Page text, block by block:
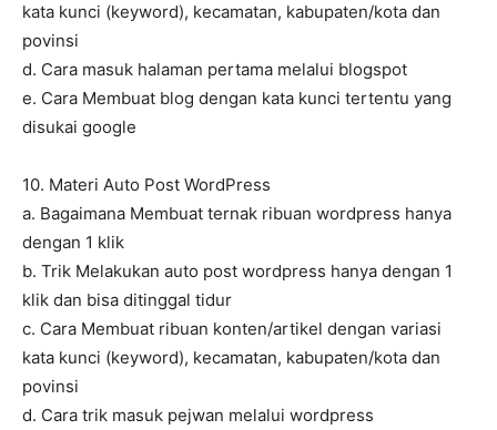
kata kunci (keyword), kecamatan, kabupaten/kota dan
povinsi
d. Cara masuk halaman pertama melalui blogspot
e. Cara Membuat blog dengan kata kunci tertentu yang
disukai google
10. Materi Auto Post WordPress
a. Bagaimana Membuat ternak ribuan wordpress hanya
dengan 1 klik
b. Trik Melakukan auto post wordpress hanya dengan 1
klik dan bisa ditinggal tidur
c. Cara Membuat ribuan konten/artikel dengan variasi
kata kunci (keyword), kecamatan, kabupaten/kota dan
povinsi
d. Cara trik masuk pejwan melalui wordpress